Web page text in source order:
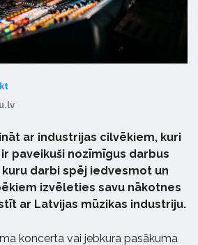
ar industrijas cilvēkiem, kuri
paveikuši nozīmīgus darbus
darbi spēj iedvesmot un
izvēleties savu nākotnes
ar Latvijas mūzikas industriju.
koncerta vai jebkura pasākuma